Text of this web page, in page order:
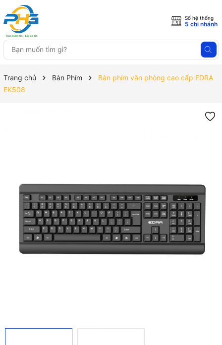
Số hệ thống
5 chi nhánh
Trang chủ Bàn Phím
Bàn phím văn phòng cao cấp EDRA
EK508